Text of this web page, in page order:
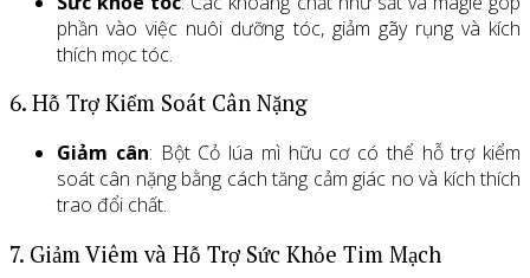
phần vào việc nuôi dưỡng tóc, giảm gãy rụng và kích
thích mọc tóc.
6. Hỗ Trợ Kiểm Soát Cân Nặng
Giảm cân: Bột Cỏ lúa mì hữu cơ có thể hỗ trợ kiểm
soát cân nặng bằng cách tăng cảm giác no và kích thích
trao đổi chất.
7. Giảm Viêm và Hỗ Trợ Sức Khỏe Tim Mạch